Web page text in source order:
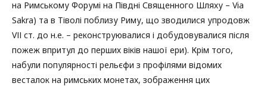
на Римському Форумі на Півдні Священного Шляху – Via
Sakra) та в Тіволі поблизу Риму, що зводилися упродовж
VІІ ст. до н.е. – реконструювалися і добудовувалися після
пожеж впритул до перших віків нашої ери). Крім того,
набули популярності рельєфи з профілями відомих
весталок на римських монетах, зображення цих